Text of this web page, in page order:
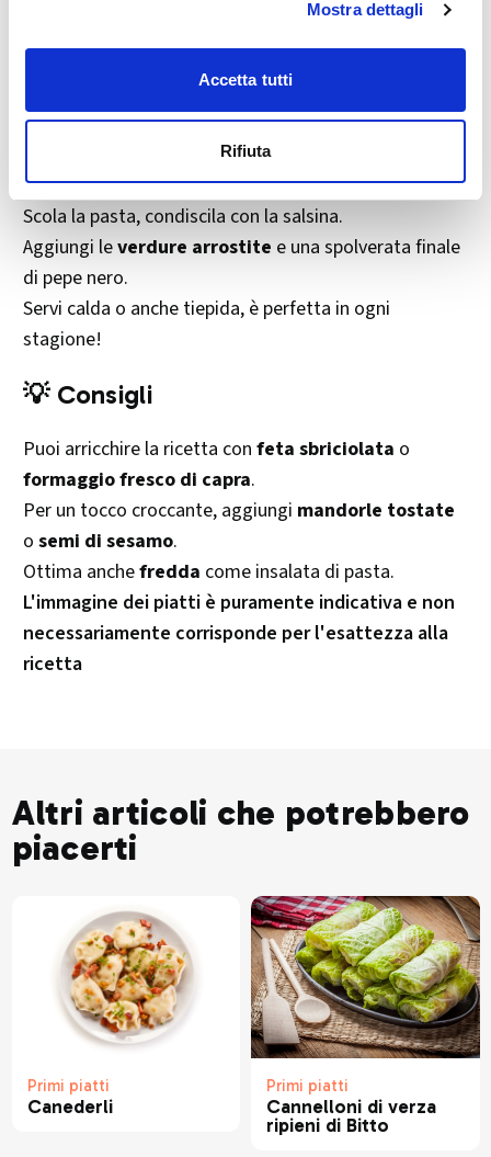
Mostra dettagli
Accetta tutti
Rifiuta
👉 2 cucchiai di concentrato di pomodoro
👉 semi di
4.Impiattare
Scola la pasta, condiscila con la salsina.
Aggiungi leverdure arrostite e una spolverata finale
di pepe nero.
Servi calda o anche tiepida, è perfetta in ogni
stagione!
💡 Consigli
Puoi arricchire la ricetta con feta sbriciolata o
formaggio fresco di capra.
Per un tocco croccante, aggiungi mandorle tostate
o semi di sesamo.
Ottima anchefredda come insalata di pasta.
L'immagine dei piatti è puramente indicativa e non
necessariamente corrisponde per l'esattezza alla
ricetta
Altri articoli che potrebbero
piacerti
Primi piatti
Canederli
Primi piatti
Cannelloni di verza
ripieni di Bitto